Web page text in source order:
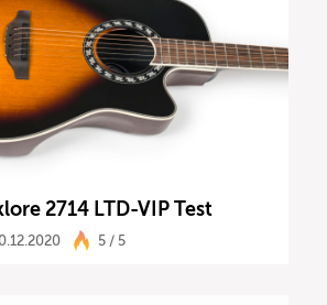
2714 LTD-VIP Test
5 / 5